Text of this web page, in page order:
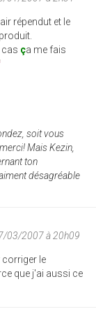
répendut et le
cas ça me fais
soit vous
Mais Kezin,
ton
désagréable
03/2007 à 20h09
le
que j'ai aussi ce